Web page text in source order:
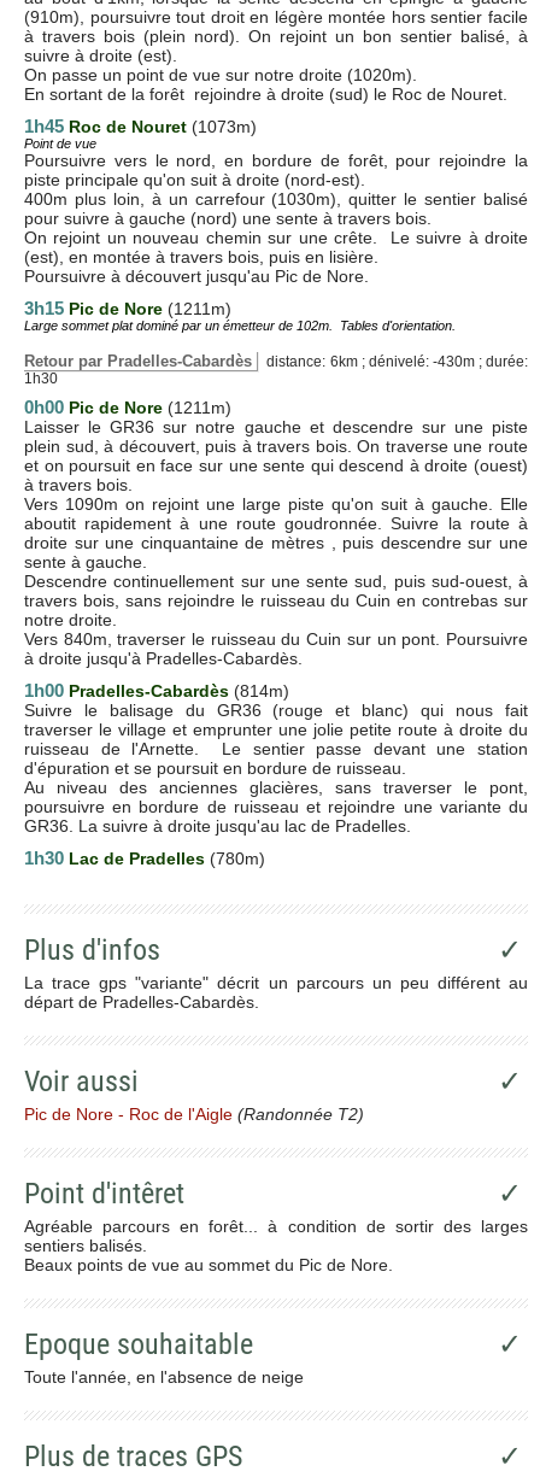
(910m), poursuivre tout droit en légère montée hors sentier facile
à travers bois (plein nord). On rejoint un bon sentier balisé, à
suivre à droite (est).
On passe un point de vue sur notre droite (1020m).
En sortant de la forêt rejoindre à droite (sud) le Roc de Nouret.
1h45 Roc de Nouret (1073m)
Point de vue
Poursuivre vers le nord, en bordure de forêt, pour rejoindre la
piste principale qu'on suit à droite (nord-est).
400m plus loin, à un carrefour (1030m), quitter le sentier balisé
pour suivre à gauche (nord) une sente à travers bois.
On rejoint un nouveau chemin sur une crête. Le suivre à droite
(est), en montée à travers bois, puis en lisière.
Poursuivre à découvert jusqu'au Pic de Nore.
3h15 Pic de Nore (1211m)
Large sommet plat dominé par un émetteur de 102m. Tables d'orientation.
Retour par Pradelles-Cabardès
distance: 6km ; dénivelé: -430m ; durée:
1h30
0h00 Pic de Nore (1211m)
Laisser le GR36 sur notre gauche et descendre sur une piste
plein sud, à découvert, puis à travers bois. On traverse une route
et on poursuit en face sur une sente qui descend à droite (ouest)
à travers bois.
Vers 1090m on rejoint une large piste qu'on suit à gauche. Elle
aboutit rapidement à une route goudronnée. Suivre la route à
droite sur une cinquantaine de mètres , puis descendre sur une
sente à gauche.
Descendre continuellement sur une sente sud, puis sud-ouest, à
travers bois, sans rejoindre le ruisseau du Cuin en contrebas sur
notre droite.
Vers 840m, traverser le ruisseau du Cuin sur un pont. Poursuivre
à droite jusqu'à Pradelles-Cabardès.
1h00 Pradelles-Cabardès (814m)
Suivre le balisage du GR36 (rouge et blanc) qui nous fait
traverser le village et emprunter une jolie petite route à droite du
ruisseau de l'Arnette. Le sentier passe devant une station
d'épuration et se poursuit en bordure de ruisseau.
Au niveau des anciennes glacières, sans traverser le pont,
poursuivre en bordure de ruisseau et rejoindre une variante du
GR36. La suivre à droite jusqu'au lac de Pradelles.
1h30 Lac de Pradelles (780m)
Plus d'infos ✓
La trace gps "variante" décrit un parcours un peu différent au
départ de Pradelles-Cabardès.
Voir aussi ✓
Pic de Nore - Roc de l'Aigle (Randonnée T2)
Point d'intêret ✓
Agréable parcours en forêt... à condition de sortir des larges
sentiers balisés.
Beaux points de vue au sommet du Pic de Nore.
Epoque souhaitable ✓
Toute l'année, en l'absence de neige
Plus de traces GPS ✓